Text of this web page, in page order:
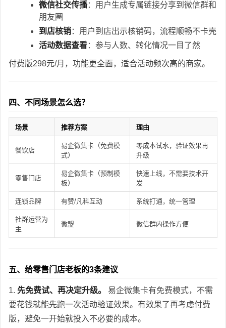
微信社交传播：用户生成专属链接分享到微信群和
朋友圈
到店核销：用户到店出示核销码，流程顺畅不卡壳
活动数据查看：参与人数、转化情况一目了然
付费版298元/月，功能更全面，适合活动频次高的商家。
四、不同场景怎么选？
场景 推荐方案 理由
餐饮店
易企微集卡（免费模
式）
零成本试水，验证效果再
升级
零售门店
易企微集卡（预制模
板）
快速上线，不需要技术开
发
连锁品牌 有赞/凡科互动 系统打通，统一管理
社群运营为
主
微盟 微信群内操作方便
五、给零售门店老板的3条建议
1. 先免费试、再决定升级。
易企微集卡有免费模式，不需
要花钱就能先跑一次活动验证效果。有效果了再考虑付费
版，避免一开始就投入不必要的成本。